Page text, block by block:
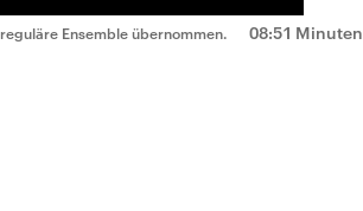
08:51 Minuten
Ensemble übernommen.